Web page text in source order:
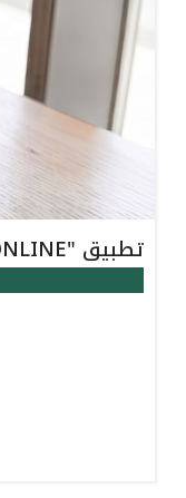
تطبيق "KFHONLINE"